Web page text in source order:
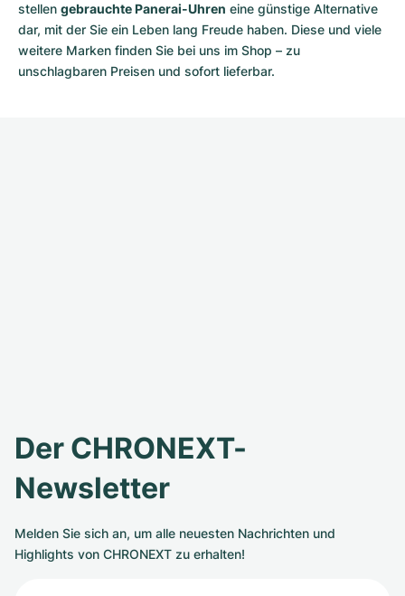
stellen gebrauchte Panerai-Uhren eine günstige Alternative
dar, mit der Sie ein Leben lang Freude haben. Diese und viele
weitere Marken finden Sie bei uns im Shop – zu
unschlagbaren Preisen und sofort lieferbar.
Der CHRONEXT-
Newsletter
Melden Sie sich an, um alle neuesten Nachrichten und
Highlights von CHRONEXT zu erhalten!